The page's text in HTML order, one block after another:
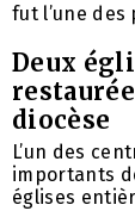
fut l’une
Deux
diocèse
L’un des
importants
églises